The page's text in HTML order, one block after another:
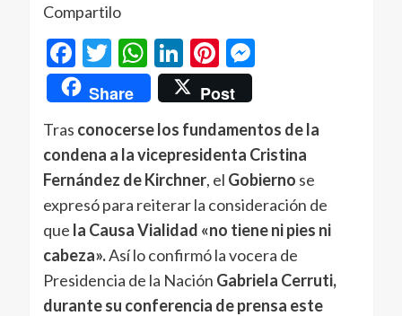
Compartilo
Facebook
Twitter
WhatsApp
LinkedIn
Pinterest
Messenger
Share Post
Tras conocerse los fundamentos de la
condena a la vicepresidenta Cristina
Fernández de Kirchner, el Gobierno se
expresó para reiterar la consideración de
que la Causa Vialidad «no tiene ni pies ni
cabeza».Así lo confirmó la vocera de
Presidencia de la Nación Gabriela Cerruti,
durante su conferencia de prensa este